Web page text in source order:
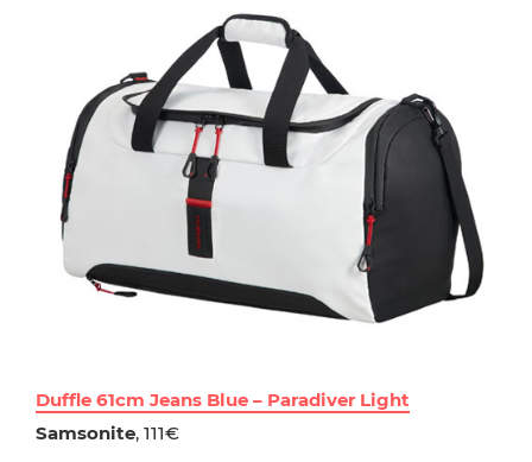
Duffle 61cm Jeans Blue – Paradiver Light
Samsonite, 111€